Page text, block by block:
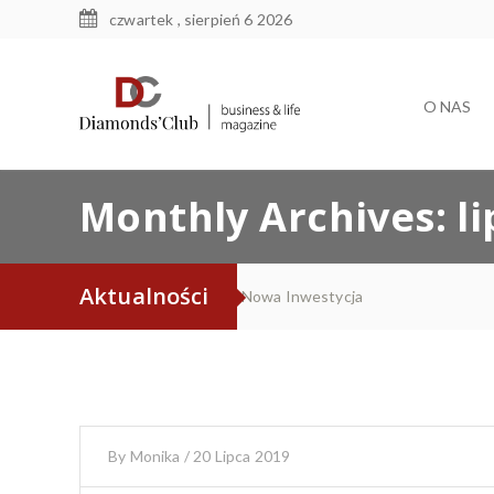
czwartek , sierpień 6 2026
O NAS
Monthly Archives:
Aktualności Takiego koncertu w Pieszycach
By Monika / 20 Lipca 2019